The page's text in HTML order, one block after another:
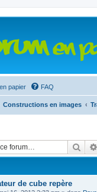
papier FAQ
Constructions en images
de cube repère